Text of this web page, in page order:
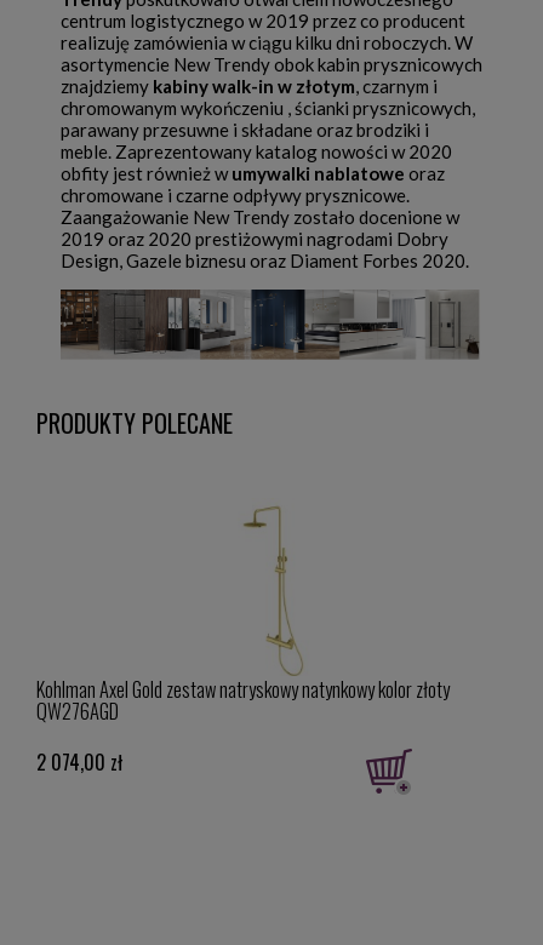
centrum logistycznego w 2019 przez co producent
realizuję zamówienia w ciągu kilku dni roboczych. W
asortymencie New Trendy obok kabin prysznicowych
znajdziemy kabiny walk-in w złotym, czarnym i
chromowanym wykończeniu , ścianki prysznicowych,
parawany przesuwne i składane oraz brodziki i
meble. Zaprezentowany katalog nowości w 2020
obfity jest również wumywalki nablatowe oraz
chromowane i czarne odpływy prysznicowe.
Zaangażowanie New Trendy zostało docenione w
2019 oraz 2020 prestiżowymi nagrodami Dobry
Design, Gazele biznesu oraz Diament Forbes 2020.
PRODUKTY POLECANE
Kohlman Axel Gold zestaw natryskowy natynkowy kolor złoty
QW276AGD
2 074,00 zł